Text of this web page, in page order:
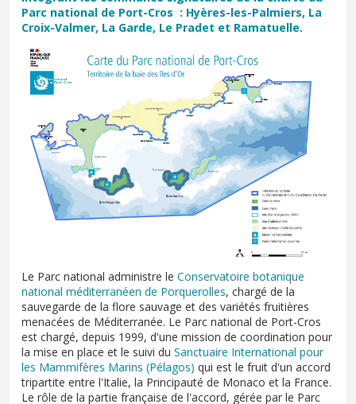
Parc national de Port-Cros : Hyères-les-Palmiers, La
Croix-Valmer, La Garde, Le Pradet et Ramatuelle.
Le Parc national administre le Conservatoire botanique
national méditerranéen de Porquerolles, chargé de la
sauvegarde de la flore sauvage et des variétés fruitières
menacées de Méditerranée. Le Parc national de Port-Cros
est chargé, depuis 1999, d'une mission de coordination pour
la mise en place et le suivi du Sanctuaire International pour
les Mammifères Marins (Pélagos) qui est le fruit d'un accord
tripartite entre l'Italie, la Principauté de Monaco et la France.
Le rôle de la partie française de l'accord, gérée par le Parc